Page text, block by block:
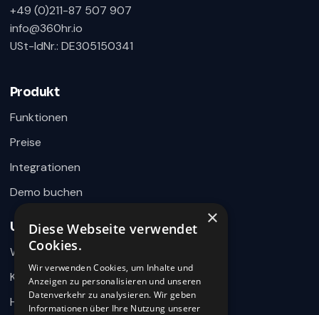
+49 (0)211-87 507 907
info@360hr.io
USt-IdNr.: DE305150341
Produkt
Funktionen
Preise
Integrationen
Demo buchen
Unternehmen
Warum 360HR
Kontakt
Hilfecenter
360HR Chat
Wie können wir helfen?
hier im Chat zurück.
×
Diese Webseite verwendet
Cookies.
Wir verwenden Cookies, um Inhalte und
Anzeigen zu personalisieren und unseren
Datenverkehr zu analysieren. Wir geben
Informationen über Ihre Nutzung unserer